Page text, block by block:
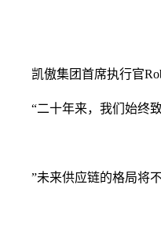
凯傲集团首席执行官
“二十年来，我们始终
”未来供应链的格局将